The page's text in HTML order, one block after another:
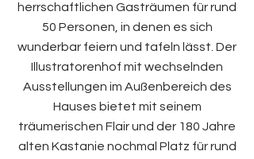
herrschaftlichen Gasträumen für rund
50 Personen, in denen es sich
wunderbar feiern und tafeln lässt. Der
Illustratorenhof mit wechselnden
Ausstellungen im Außenbereich des
Hauses bietet mit seinem
träumerischen Flair und der 180 Jahre
alten Kastanie nochmal Platz für rund